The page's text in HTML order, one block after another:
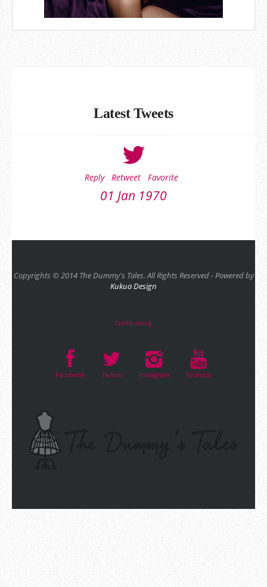
Latest Tweets
Reply Retweet Favorite
01 Jan 1970
Copyrights © 2014 The Dummy's Tales. All Rights Reserved - Powered by
Kukua Design
Cookie policy
Facebook Twitter Instagram Youtube